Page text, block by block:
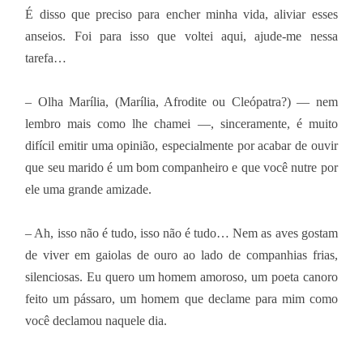
É disso que preciso para encher minha vida, aliviar esses
anseios. Foi para isso que voltei aqui, ajude-me nessa
tarefa…
– Olha Marília, (Marília, Afrodite ou Cleópatra?) — nem
lembro mais como lhe chamei —, sinceramente, é muito
difícil emitir uma opinião, especialmente por acabar de ouvir
que seu marido é um bom companheiro e que você nutre por
ele uma grande amizade.
– Ah, isso não é tudo, isso não é tudo… Nem as aves gostam
de viver em gaiolas de ouro ao lado de companhias frias,
silenciosas. Eu quero um homem amoroso, um poeta canoro
feito um pássaro, um homem que declame para mim como
você declamou naquele dia.